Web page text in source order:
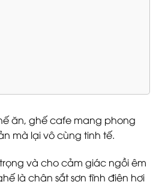
ăn, ghế cafe mang phong
mà lại vô cùng tinh tế.
và cho cảm giác ngồi êm
là chân sắt sơn tĩnh điện hơi